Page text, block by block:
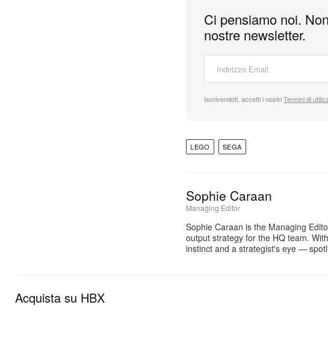
Ci pensiamo noi.
nostre newsletter.
Iscrivendoti, accetti i nostriTermini di
LEGO SEGA
Sophie Caraan
Managing Editor
Sophie Caraan is the Managing
output strategy for the HQ team.
instinct and a strategist's eye —
Acquista su HBX